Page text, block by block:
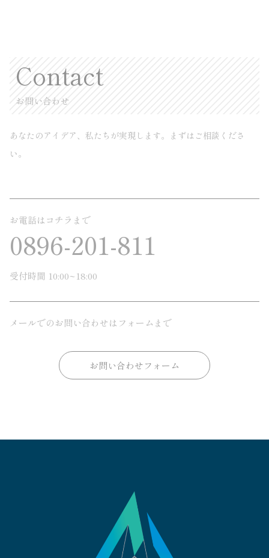
Contact
お問い合わせ
あなたのアイデア、私たちが実現します。まずはご相談くださ
い。
お電話はコチラまで
0896-201-811
受付時間 10:00~18:00
メールでのお問い合わせはフォームまで
お問い合わせフォーム